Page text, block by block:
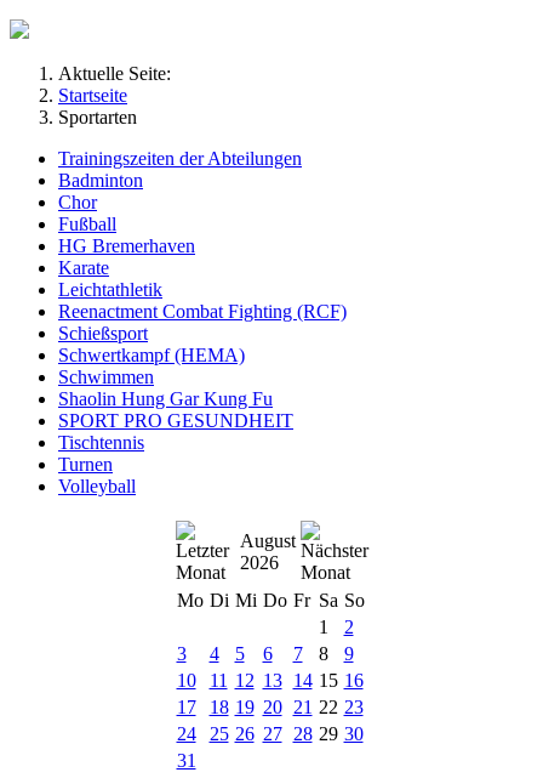
Aktuelle Seite:
Startseite
Sportarten
Trainingszeiten der Abteilungen
Badminton
Chor
Fußball
HG Bremerhaven
Karate
Leichtathletik
Reenactment Combat Fighting (RCF)
Schießsport
Schwertkampf (HEMA)
Schwimmen
Shaolin Hung Gar Kung Fu
SPORT PRO GESUNDHEIT
Tischtennis
Turnen
Volleyball
August
2026
Mo Di Mi Do Fr Sa So
1
2
3
4 5 6 7 8
9
10
11 12 13 14 15 16
17
18 19 20 21 22 23
24
25 26 27 28 29 30
31